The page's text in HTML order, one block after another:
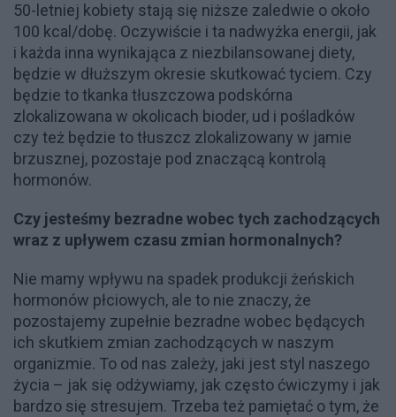
50-letniej kobiety stają się niższe zaledwie o około
100 kcal/dobę. Oczywiście i ta nadwyżka energii, jak
i każda inna wynikająca z niezbilansowanej diety,
będzie w dłuższym okresie skutkować tyciem. Czy
będzie to tkanka tłuszczowa podskórna
zlokalizowana w okolicach bioder, ud i pośladków
czy też będzie to tłuszcz zlokalizowany w jamie
brzusznej, pozostaje pod znaczącą kontrolą
hormonów.
Czy jesteśmy bezradne wobec tych zachodzących
wraz z upływem czasu zmian hormonalnych?
Nie mamy wpływu na spadek produkcji żeńskich
hormonów płciowych, ale to nie znaczy, że
pozostajemy zupełnie bezradne wobec będących
ich skutkiem zmian zachodzących w naszym
organizmie. To od nas zależy, jaki jest styl naszego
życia – jak się odżywiamy, jak często ćwiczymy i jak
bardzo się stresujem. Trzeba też pamiętać o tym, że